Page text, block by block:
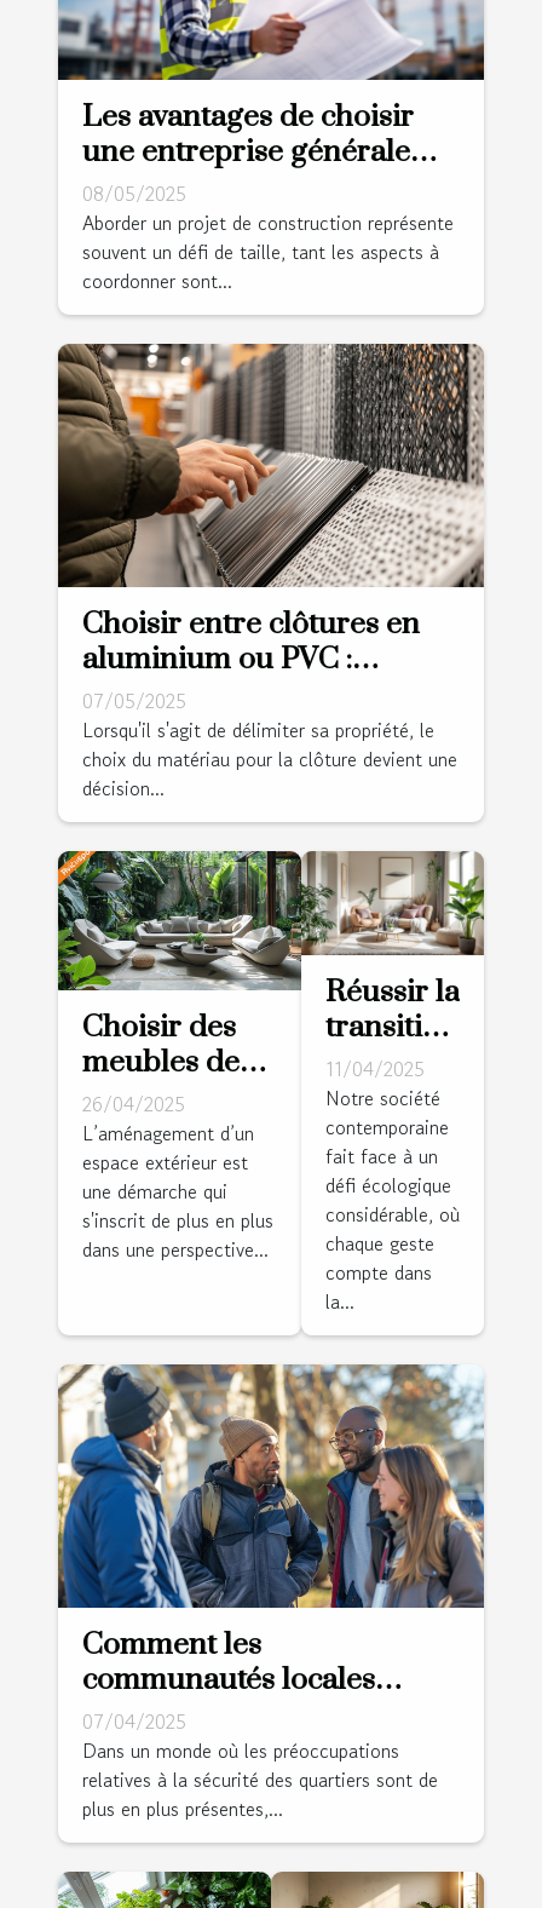
Les avantages de choisir
une entreprise générale
pour votre projet de
construction
08/05/2025
Aborder un projet de construction représente
souvent un défi de taille, tant les aspects à
coordonner sont...
Choisir entre clôtures en
aluminium ou PVC :
avantages et considérations
07/05/2025
Lorsqu'il s'agit de délimiter sa propriété, le
choix du matériau pour la clôture devient une
décision...
Choisir des
meubles de
jardin
durables
critères et
options pour
un
aménagement
responsable
26/04/2025
L’aménagement d’un
espace extérieur est
une démarche qui
s'inscrit de plus en plus
dans une perspective...
Réussir la
transition
vers un
intérieur
zéro
déchet
étapes et
bénéfices
11/04/2025
Notre société
contemporaine
fait face à un
défi écologique
considérable, où
chaque geste
compte dans
la...
Comment les
communautés locales
peuvent collaborer pour
améliorer la sécurité
résidentielle
07/04/2025
Dans un monde où les préoccupations
relatives à la sécurité des quartiers sont de
plus en plus présentes,...